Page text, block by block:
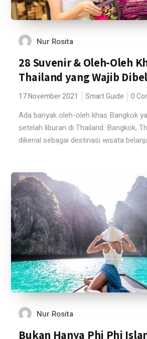
Nur Rosita
28 Suvenir & Oleh-Oleh
Thailand yang Wajib
17 November 2021 Smart Guide 0
Ada banyak oleh-oleh khas Bangkok
setelah liburan di Thailand. Bangkok,
dikenal sebagai destinasi wisata
Nur Rosita
Bukan Hanya Phi Phi